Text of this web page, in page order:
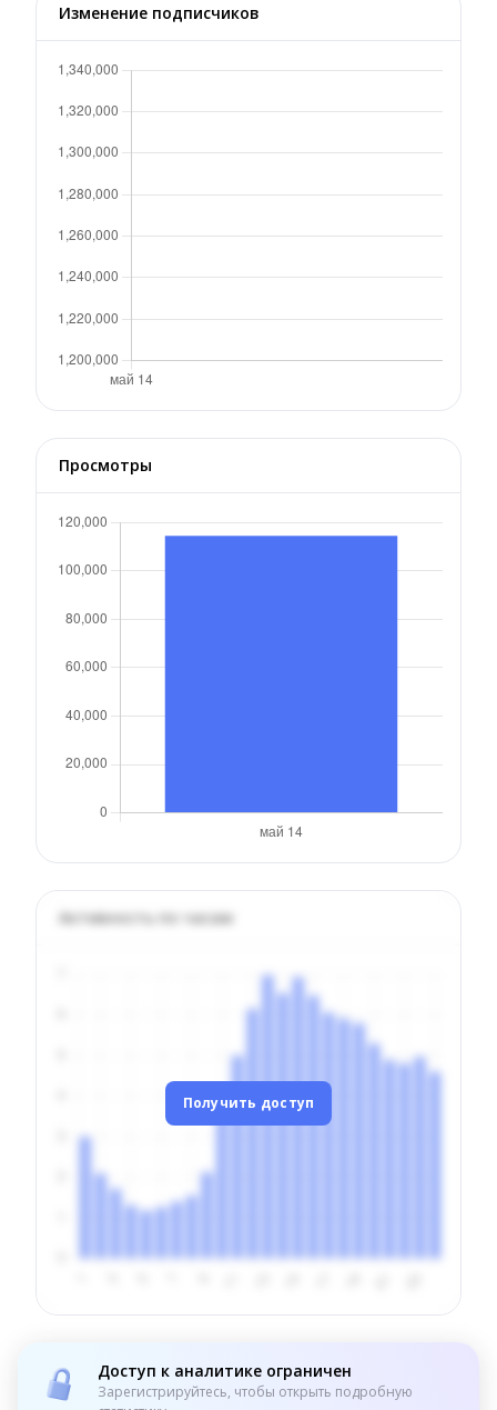
Изменение подписчиков
Просмотры
Активность по часам
Получить доступ
Доступ к аналитике ограничен
Зарегистрируйтесь, чтобы открыть подробную